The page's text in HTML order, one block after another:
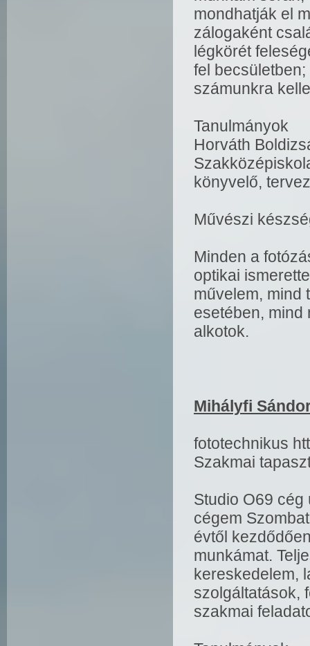
mondhatják el
zálogaként
légkörét
fel
számunkra
Tanulmányok
Horváth
könyvelő,
Művészi
Minden a
optikai
művelem, mind
esetében, mind
alkotok.
Mihályfi
fototechnikus
Szakmai
Studio O69
cégem
évtől
munkámat.
kereskedelem,
szolgáltatások,
szakmai